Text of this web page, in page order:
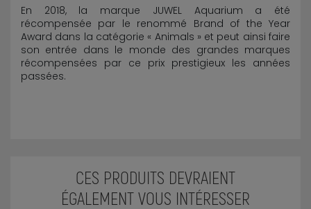
En 2018, la marque JUWEL Aquarium a été
récompensée par le renommé Brand of the Year
Award dans la catégorie « Animals » et peut ainsi faire
son entrée dans le monde des grandes marques
récompensées par ce prix prestigieux les années
passées.
CES PRODUITS DEVRAIENT
ÉGALEMENT VOUS INTÉRESSER